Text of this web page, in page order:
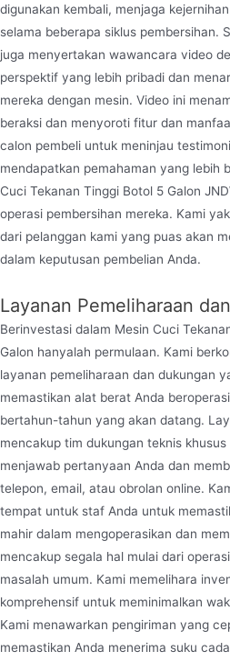
digunakan kembali, menjaga
selama beberapa siklus pembersihan.
juga menyertakan wawancara video
perspektif yang lebih pribadi dan
mereka dengan mesin. Video ini
beraksi dan menyoroti fitur dan
calon pembeli untuk meninjau
mendapatkan pemahaman yang lebih
Cuci Tekanan Tinggi Botol 5 Galon
operasi pembersihan mereka. Kami
dari pelanggan kami yang puas akan
dalam keputusan pembelian Anda.
Layanan Pemeliharaan
Berinvestasi dalam Mesin Cuci
Galon hanyalah permulaan. Kami
layanan pemeliharaan dan dukungan
memastikan alat berat Anda
bertahun-tahun yang akan datang.
mencakup tim dukungan teknis
menjawab pertanyaan Anda dan
telepon, email, atau obrolan online.
tempat untuk staf Anda untuk
mahir dalam mengoperasikan dan
mencakup segala hal mulai dari
masalah umum. Kami memelihara
komprehensif untuk meminimalkan
Kami menawarkan pengiriman yang
memastikan Anda menerima suku